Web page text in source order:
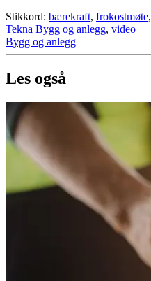
Stikkord: bærekraft, frokostmøte,
Tekna Bygg og anlegg, video
Bygg og anlegg
Les også